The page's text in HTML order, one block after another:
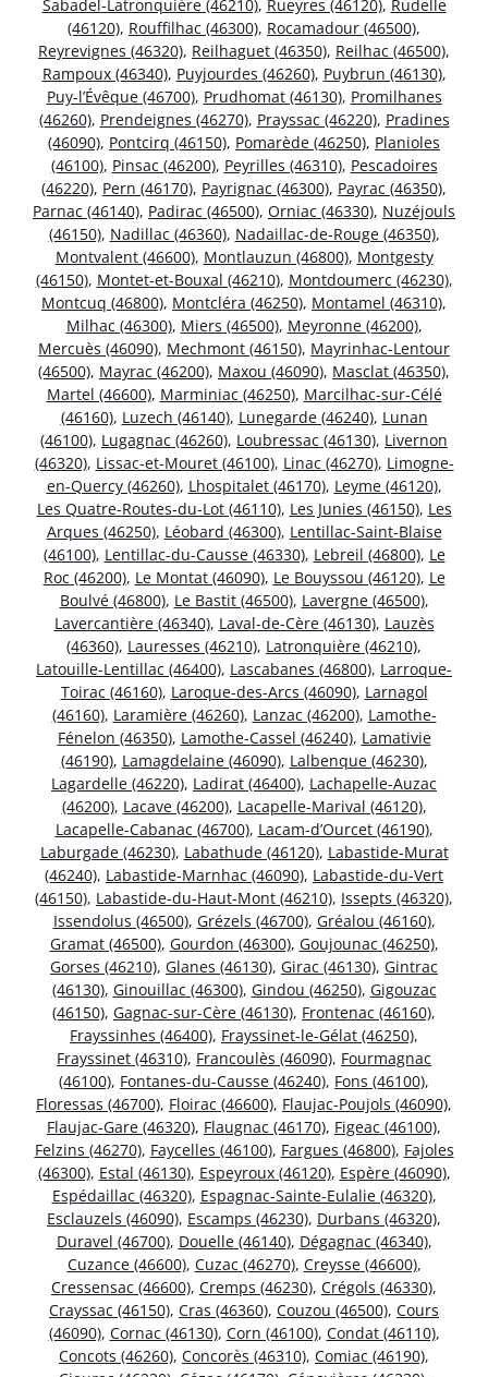
Sabadel-Latronquière (46210), Rueyres (46120), Rudelle
(46120), Rouffilhac (46300), Rocamadour (46500),
Reyrevignes (46320), Reilhaguet (46350), Reilhac (46500),
Rampoux (46340), Puyjourdes (46260), Puybrun (46130),
Puy-l’Évêque (46700), Prudhomat (46130), Promilhanes
(46260), Prendeignes (46270), Prayssac (46220), Pradines
(46090), Pontcirq (46150), Pomarède (46250), Planioles
(46100), Pinsac (46200), Peyrilles (46310), Pescadoires
(46220), Pern (46170), Payrignac (46300), Payrac (46350),
Parnac (46140), Padirac (46500), Orniac (46330), Nuzéjouls
(46150), Nadillac (46360), Nadaillac-de-Rouge (46350),
Montvalent (46600), Montlauzun (46800), Montgesty
(46150), Montet-et-Bouxal (46210), Montdoumerc (46230),
Montcuq (46800), Montcléra (46250), Montamel (46310),
Milhac (46300), Miers (46500), Meyronne (46200),
Mercuès (46090), Mechmont (46150), Mayrinhac-Lentour
(46500), Mayrac (46200), Maxou (46090), Masclat (46350),
Martel (46600), Marminiac (46250), Marcilhac-sur-Célé
(46160), Luzech (46140), Lunegarde (46240), Lunan
(46100), Lugagnac (46260), Loubressac (46130), Livernon
(46320), Lissac-et-Mouret (46100), Linac (46270), Limogne-
en-Quercy (46260), Lhospitalet (46170), Leyme (46120),
Les Quatre-Routes-du-Lot (46110), Les Junies (46150), Les
Arques (46250), Léobard (46300), Lentillac-Saint-Blaise
(46100), Lentillac-du-Causse (46330), Lebreil (46800), Le
Roc (46200), Le Montat (46090), Le Bouyssou (46120), Le
Boulvé (46800), Le Bastit (46500), Lavergne (46500),
Lavercantière (46340), Laval-de-Cère (46130), Lauzès
(46360), Lauresses (46210), Latronquière (46210),
Latouille-Lentillac (46400), Lascabanes (46800), Larroque-
Toirac (46160), Laroque-des-Arcs (46090), Larnagol
(46160), Laramière (46260), Lanzac (46200), Lamothe-
Fénelon (46350), Lamothe-Cassel (46240), Lamativie
(46190), Lamagdelaine (46090), Lalbenque (46230),
Lagardelle (46220), Ladirat (46400), Lachapelle-Auzac
(46200), Lacave (46200), Lacapelle-Marival (46120),
Lacapelle-Cabanac (46700), Lacam-d’Ourcet (46190),
Laburgade (46230), Labathude (46120), Labastide-Murat
(46240), Labastide-Marnhac (46090), Labastide-du-Vert
(46150), Labastide-du-Haut-Mont (46210), Issepts (46320),
Issendolus (46500), Grézels (46700), Gréalou (46160),
Gramat (46500), Gourdon (46300), Goujounac (46250),
Gorses (46210), Glanes (46130), Girac (46130), Gintrac
(46130), Ginouillac (46300), Gindou (46250), Gigouzac
(46150), Gagnac-sur-Cère (46130), Frontenac (46160),
Frayssinhes (46400), Frayssinet-le-Gélat (46250),
Frayssinet (46310), Francoulès (46090), Fourmagnac
(46100), Fontanes-du-Causse (46240), Fons (46100),
Floressas (46700), Floirac (46600), Flaujac-Poujols (46090),
Flaujac-Gare (46320), Flaugnac (46170), Figeac (46100),
Felzins (46270), Faycelles (46100), Fargues (46800), Fajoles
(46300), Estal (46130), Espeyroux (46120), Espère (46090),
Espédaillac (46320), Espagnac-Sainte-Eulalie (46320),
Esclauzels (46090), Escamps (46230), Durbans (46320),
Duravel (46700), Douelle (46140), Dégagnac (46340),
Cuzance (46600), Cuzac (46270), Creysse (46600),
Cressensac (46600), Cremps (46230), Crégols (46330),
Crayssac (46150), Cras (46360), Couzou (46500), Cours
(46090), Cornac (46130), Corn (46100), Condat (46110),
Concots (46260), Concorès (46310), Comiac (46190),